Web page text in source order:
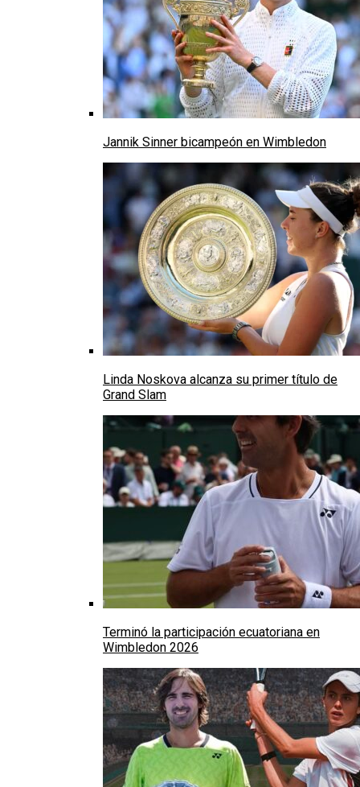
Jannik Sinner bicampeón en Wimbledon
Linda Noskova alcanza su primer título de
Grand Slam
Terminó la participación ecuatoriana en
Wimbledon 2026